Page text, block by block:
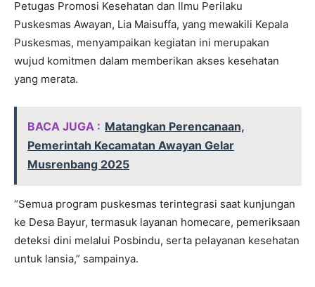
Petugas Promosi Kesehatan dan Ilmu Perilaku
Puskesmas Awayan, Lia Maisuffa, yang mewakili Kepala
Puskesmas, menyampaikan kegiatan ini merupakan
wujud komitmen dalam memberikan akses kesehatan
yang merata.
BACA JUGA : Matangkan Perencanaan,
Pemerintah Kecamatan Awayan Gelar
Musrenbang 2025
“Semua program puskesmas terintegrasi saat kunjungan
ke Desa Bayur, termasuk layanan homecare, pemeriksaan
deteksi dini melalui Posbindu, serta pelayanan kesehatan
untuk lansia,” sampainya.